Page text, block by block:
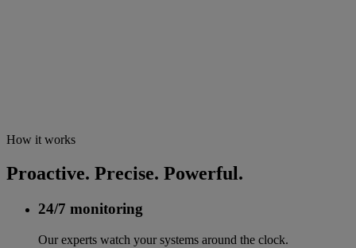
How it works
Proactive. Precise. Powerful.
24/7 monitoring
Our experts watch your systems around the clock.